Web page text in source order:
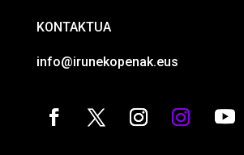
KONTAKTUA
info@irunekopenak.eus